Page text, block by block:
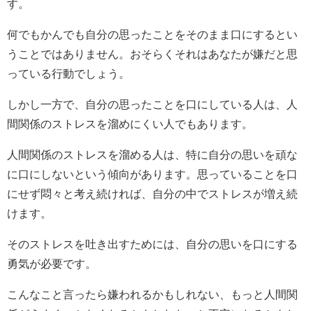
す。
何でもかんでも自分の思ったことをそのまま口にするとい
うことではありません。おそらくそれはあなたが嫌だと思
っている行動でしょう。
しかし一方で、自分の思ったことを口にしている人は、人
間関係のストレスを溜めにくい人でもあります。
人間関係のストレスを溜める人は、特に自分の思いを頑な
に口にしないという傾向があります。思っていることを口
にせず悶々と考え続ければ、自分の中でストレスが増え続
けます。
そのストレスを吐き出すためには、自分の思いを口にする
勇気が必要です。
こんなこと言ったら嫌われるかもしれない、もっと人間関